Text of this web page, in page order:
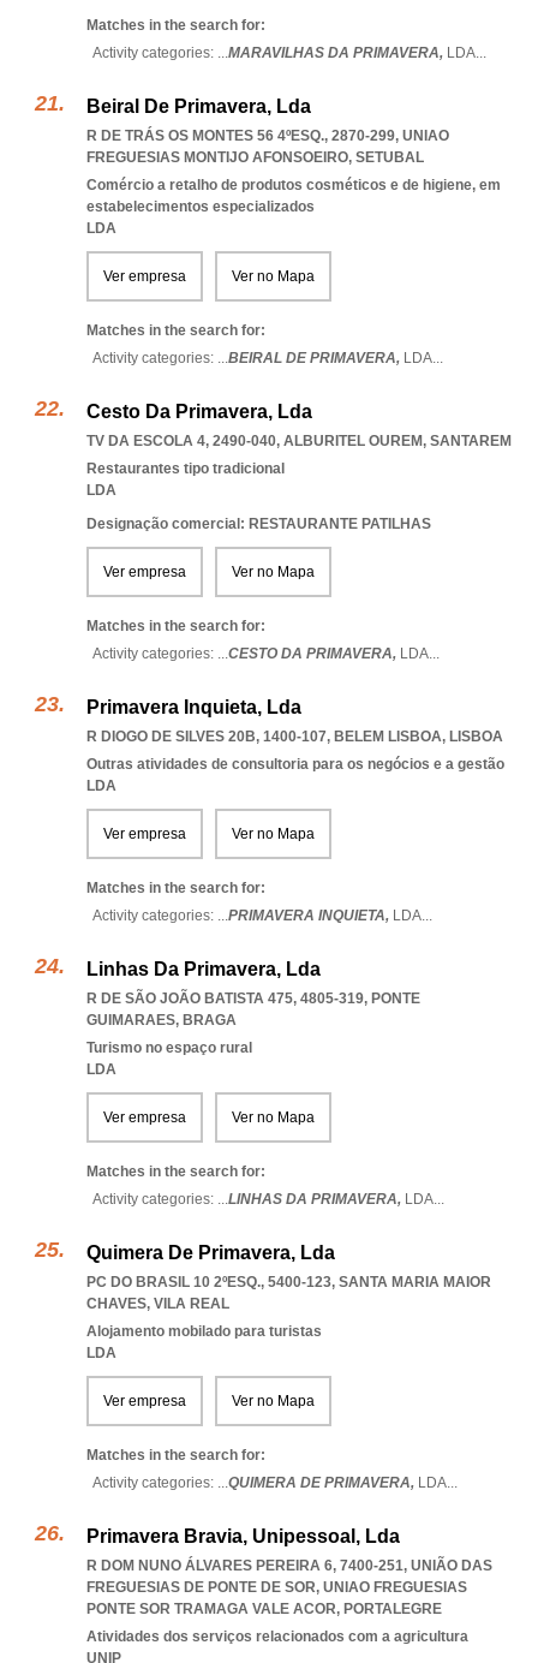
Matches in the search for:
Activity categories: ...MARAVILHAS DA PRIMAVERA, LDA...
Beiral De Primavera, Lda
R DE TRÁS OS MONTES 56 4ºESQ., 2870-299, UNIAO
FREGUESIAS MONTIJO AFONSOEIRO, SETUBAL
Comércio a retalho de produtos cosméticos e de higiene, em
estabelecimentos especializados
LDA
Ver empresa Ver no Mapa
Matches in the search for:
Activity categories: ...BEIRAL DE PRIMAVERA, LDA...
Cesto Da Primavera, Lda
TV DA ESCOLA 4, 2490-040, ALBURITEL OUREM, SANTAREM
Restaurantes tipo tradicional
LDA
Designação comercial: RESTAURANTE PATILHAS
Ver empresa Ver no Mapa
Matches in the search for:
Activity categories: ...CESTO DA PRIMAVERA, LDA...
Primavera Inquieta, Lda
R DIOGO DE SILVES 20B, 1400-107, BELEM LISBOA, LISBOA
Outras atividades de consultoria para os negócios e a gestão
LDA
Ver empresa Ver no Mapa
Matches in the search for:
Activity categories: ...PRIMAVERA INQUIETA, LDA...
Linhas Da Primavera, Lda
R DE SÃO JOÃO BATISTA 475, 4805-319, PONTE
GUIMARAES, BRAGA
Turismo no espaço rural
LDA
Ver empresa Ver no Mapa
Matches in the search for:
Activity categories: ...LINHAS DA PRIMAVERA, LDA...
Quimera De Primavera, Lda
PC DO BRASIL 10 2ºESQ., 5400-123, SANTA MARIA MAIOR
CHAVES, VILA REAL
Alojamento mobilado para turistas
LDA
Ver empresa Ver no Mapa
Matches in the search for:
Activity categories: ...QUIMERA DE PRIMAVERA, LDA...
Primavera Bravia, Unipessoal, Lda
R DOM NUNO ÁLVARES PEREIRA 6, 7400-251, UNIÃO DAS
FREGUESIAS DE PONTE DE SOR, UNIAO FREGUESIAS
PONTE SOR TRAMAGA VALE ACOR, PORTALEGRE
Atividades dos serviços relacionados com a agricultura
UNIP